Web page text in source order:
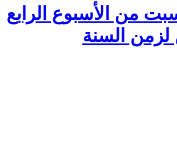
11 – 2026 السبت من الأسبوع الرابع
لزمن السنة